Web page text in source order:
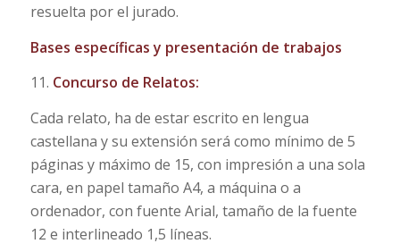
resuelta por el jurado.
Bases específicas y presentación de trabajos
11. Concurso de Relatos:
Cada relato, ha de estar escrito en lengua
castellana y su extensión será como mínimo de 5
páginas y máximo de 15, con impresión a una sola
cara, en papel tamaño A4, a máquina o a
ordenador, con fuente Arial, tamaño de la fuente
12 e interlineado 1,5 líneas.